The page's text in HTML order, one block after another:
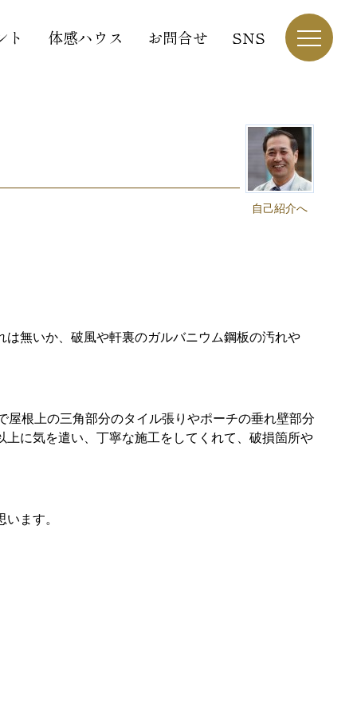
ト 体感ハウス お問合せ SNS
自己紹介へ
無いか、破風や軒裏のガルバニウム鋼板の汚れや
根上の三角部分のタイル張りやポーチの垂れ壁部分
に気を遣い、丁寧な施工をしてくれて、破損箇所や
ます。